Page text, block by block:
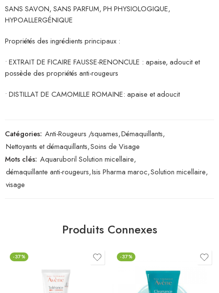
SANS SAVON, SANS PARFUM, PH PHYSIOLOGIQUE,
HYPOALLERGÉNIQUE
Propriétés des ingrédients principaux :
• EXTRAIT DE FICAIRE FAUSSE-RENONCULE : apaise, adoucit et
possède des propriétés anti-rougeurs
• DISTILLAT DE CAMOMILLE ROMAINE: apaise et adoucit
Catégories: Anti-Rougeurs /squames,Démaquillants,
Nettoyants et démaquillants,Soins de Visage
Mots clés: Aquaruboril Solution micellaire,
démaquillante anti-rougeurs,Isis Pharma maroc,Solution micellaire,
visage
Produits Connexes
-37% -37%